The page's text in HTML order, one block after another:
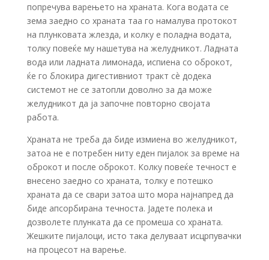
попречува варењето на храната. Кога водата се
зема заедно со храната таа го намалува протокот
на плунковата жлезда, и колку е поладна водата,
толку повеќе му нашетува на желудникот. Ладната
вода или ладната лимонада, испиена со оброкот,
ќе го блокира дигестивниот тракт сѐ додека
системот не се затопли доволно за да може
желудникот да ја започне повторно својата
работа.
Храната не треба да биде измиена во желудникот,
затоа не е потребен ниту еден пијалок за време на
оброкот и после оброкот. Колку повеќе течност е
внесено заедно со храната, толку е потешко
храната да се свари затоа што мора најнапред да
биде апсорбирана течноста. Јадете полека и
дозволете плунката да се промеша со храната.
Жешките пијалоци, исто така делуваат исцрпувачки
на процесот на варење.